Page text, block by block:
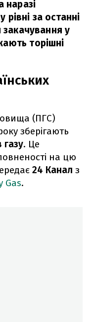
наразі
за останні
у
торішні
(ПГС)
зберігають
газу. Це
на цю
24 Канал з
Gas.